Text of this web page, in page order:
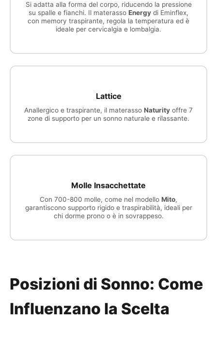
Si adatta alla forma del corpo, riducendo la pressione
su spalle e fianchi. Il materasso Energy di Eminflex,
con memory traspirante, regola la temperatura ed è
ideale per cervicalgia e lombalgia.
Lattice
Anallergico e traspirante, il materasso Naturity offre 7
zone di supporto per un sonno naturale e rilassante.
Molle Insacchettate
Con 700-800 molle, come nel modello Mito,
garantiscono supporto rigido e traspirabilità, ideali per
chi dorme prono o è in sovrappeso.
Posizioni di Sonno: Come
Influenzano la Scelta